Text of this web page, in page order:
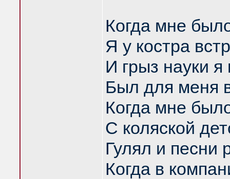
Когда мне
Я у костра
И грыз науки я
Был для меня
Когда мне
С коляской
Гулял и песни
Когда в